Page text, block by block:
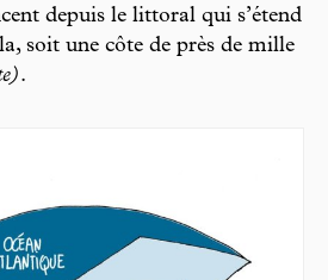
depuis le littoral qui s’étend
soit une côte de près de mille
.